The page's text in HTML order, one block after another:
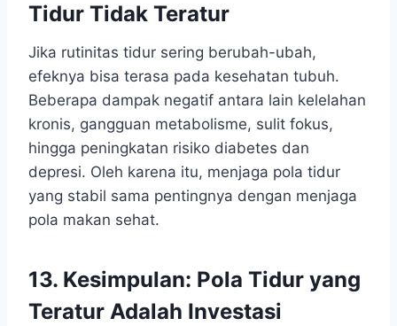
Tidur Tidak Teratur
Jika rutinitas tidur sering berubah-ubah,
efeknya bisa terasa pada kesehatan tubuh.
Beberapa dampak negatif antara lain kelelahan
kronis, gangguan metabolisme, sulit fokus,
hingga peningkatan risiko diabetes dan
depresi. Oleh karena itu, menjaga pola tidur
yang stabil sama pentingnya dengan menjaga
pola makan sehat.
13. Kesimpulan: Pola Tidur yang
Teratur Adalah Investasi